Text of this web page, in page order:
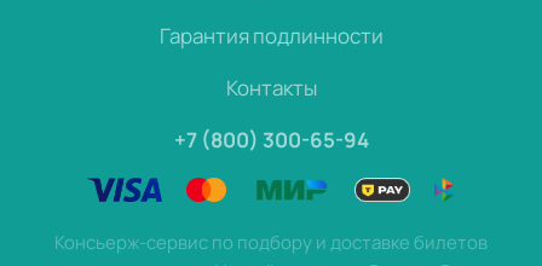
Гарантия подлинности
Контакты
+7 (800) 300-65-94
Консьерж-сервис по подбору и доставке билетов